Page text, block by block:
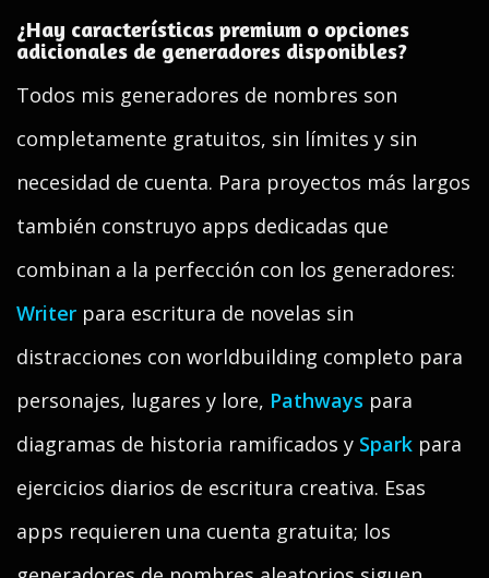
¿Hay características premium o opciones
adicionales de generadores disponibles?
Todos mis generadores de nombres son
completamente gratuitos, sin límites y sin
necesidad de cuenta. Para proyectos más largos
también construyo apps dedicadas que
combinan a la perfección con los generadores:
Writer para escritura de novelas sin
distracciones con worldbuilding completo para
personajes, lugares y lore, Pathways para
diagramas de historia ramificados y Spark para
ejercicios diarios de escritura creativa. Esas
apps requieren una cuenta gratuita; los